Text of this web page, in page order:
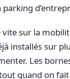
parking
vite sur la
installés sur
Les
quand on